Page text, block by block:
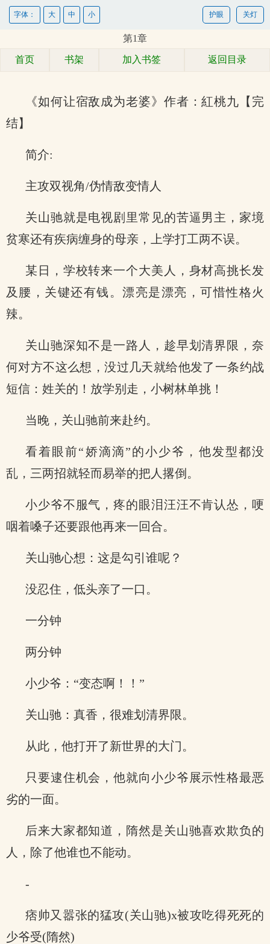
关灯
护眼
字体： 大 中 小
第1章
首页 书架 加入书签 返回目录
《如何让宿敌成为老婆》作者：紅桃九【完
结】
简介:
主攻双视角/伪情敌变情人
关山驰就是电视剧里常见的苦逼男主，家境
贫寒还有疾病缠身的母亲，上学打工两不误。
某日，学校转来一个大美人，身材高挑长发
及腰，关键还有钱。漂亮是漂亮，可惜性格火
辣。
关山驰深知不是一路人，趁早划清界限，奈
何对方不这么想，没过几天就给他发了一条约战
短信：姓关的！放学别走，小树林单挑！
当晚，关山驰前来赴约。
看着眼前“娇滴滴”的小少爷，他发型都没
乱，三两招就轻而易举的把人撂倒。
小少爷不服气，疼的眼泪汪汪不肯认怂，哽
咽着嗓子还要跟他再来一回合。
关山驰心想：这是勾引谁呢？
没忍住，低头亲了一口。
一分钟
两分钟
小少爷：“变态啊！！”
关山驰：真香，很难划清界限。
从此，他打开了新世界的大门。
只要逮住机会，他就向小少爷展示性格最恶
劣的一面。
后来大家都知道，隋然是关山驰喜欢欺负的
人，除了他谁也不能动。
-
痞帅又嚣张的猛攻(关山驰)x被攻吃得死死的
少爷受(隋然)